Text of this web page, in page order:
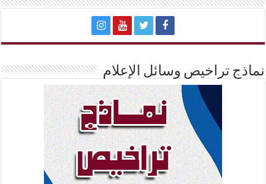
نماذج تراخيص وسائل الإعلام